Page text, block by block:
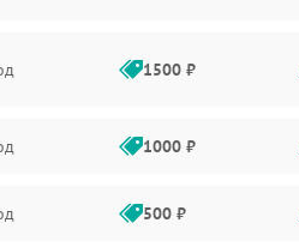
1500 ₽
1000 ₽
500 ₽